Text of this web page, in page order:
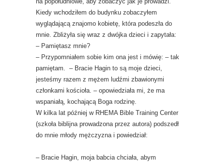
Kiedy wchodziłem do budynku zobaczyłem
wyglądającą znajomo kobietę, która podeszła do
mnie. Zbliżyła się wraz z dwójka dzieci i zapytała:
– Pamiętasz mnie?
– Przypomniałem sobie kim ona jest i mówię: – tak
pamiętam. – Bracie Hagin to są moje dzieci,
jesteśmy razem z mężem ludźmi zbawionymi
członkami kościoła. – opowiedziała mi, że ma
wspaniałą, kochającą Boga rodzinę.
W kilka lat później w RHEMA Bible Training Center
(szkoła biblijna prowadzona przez autora) podszedł
do mnie młody mężczyzna i powiedział:
– Bracie Hagin, moja babcia chciała, abym